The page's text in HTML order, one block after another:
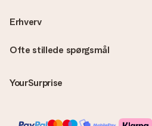
Ofte stillede spørgsmål
YourSurprise
Erhverv